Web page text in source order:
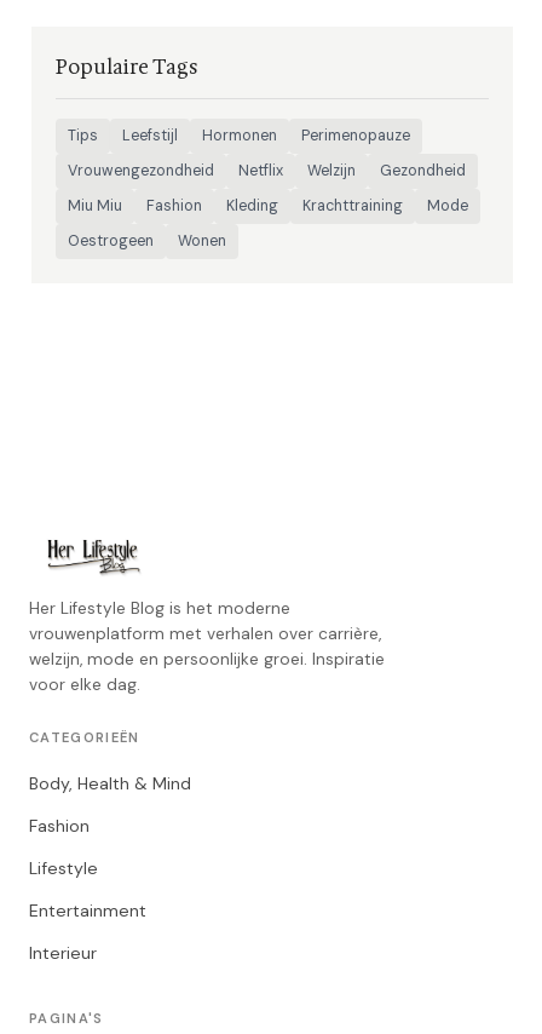
Populaire Tags
Tips Leefstijl Hormonen
Perimenopauze
Vrouwengezondheid
Netflix Welzijn
Gezondheid
Miu Miu
Fashion Kleding Krachttraining
Mode
Oestrogeen
Wonen
Her Lifestyle Blog is het moderne
vrouwenplatform met verhalen over carrière,
welzijn, mode en persoonlijke groei. Inspiratie
voor elke dag.
CATEGORIEËN
Body, Health & Mind
Fashion
Lifestyle
Entertainment
Interieur
PAGINA'S